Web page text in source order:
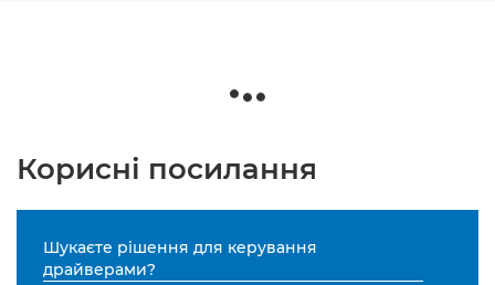
Корисні посилання
Шукаєте рішення для керування
драйверами?